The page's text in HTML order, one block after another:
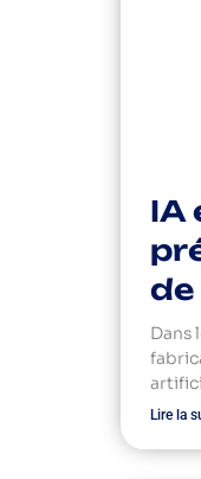
IA
Dans
Lire la